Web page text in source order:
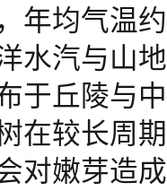
年均气温
水汽与山
于丘陵与
在较长周
对嫩芽造